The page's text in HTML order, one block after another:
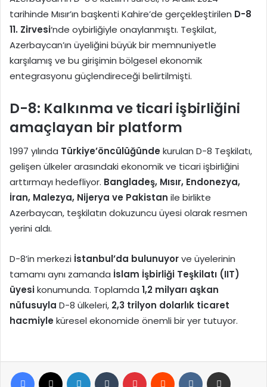
tarihinde Mısır’ın başkenti Kahire’de gerçekleştirilen D-8
11. Zirvesi‘nde oybirliğiyle onaylanmıştı. Teşkilat,
Azerbaycan’ın üyeliğini büyük bir memnuniyetle
karşılamış ve bu girişimin bölgesel ekonomik
entegrasyonu güçlendireceği belirtilmişti.
D-8: Kalkınma ve ticari işbirliğini
amaçlayan bir platform
1997 yılında Türkiye’öncülüğündekurulan D-8 Teşkilatı,
gelişen ülkeler arasındaki ekonomik ve ticari işbirliğini
arttırmayı hedefliyor. Bangladeş, Mısır, Endonezya,
İran, Malezya, Nijerya ve Pakistan ile birlikte
Azerbaycan, teşkilatın dokuzuncu üyesi olarak resmen
yerini aldı.
D-8’in merkezi İstanbul’da bulunuyorve üyelerinin
tamamı aynı zamanda İslam İşbirliği Teşkilatı (IIT)
üyesikonumunda. Toplamda 1,2 milyarı aşkan
nüfusuyla D-8 ülkeleri, 2,3 trilyon dolarlık ticaret
hacmiyleküresel ekonomide önemli bir yer tutuyor.
Facebook LinkedIn Tumblr Pinterest Reddit VKontakte